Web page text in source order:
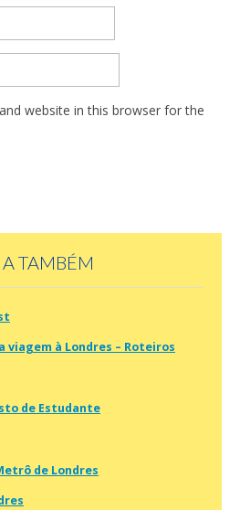
website in this browser for the
TAMBÉM
viagem à Londres – Roteiros
de Estudante
de Londres